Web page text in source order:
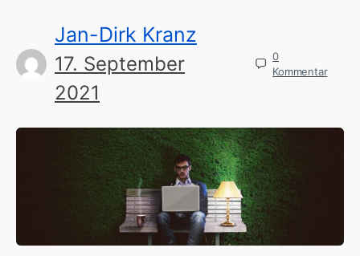
Jan-Dirk Kranz
17. September
2021
0
Kommentar